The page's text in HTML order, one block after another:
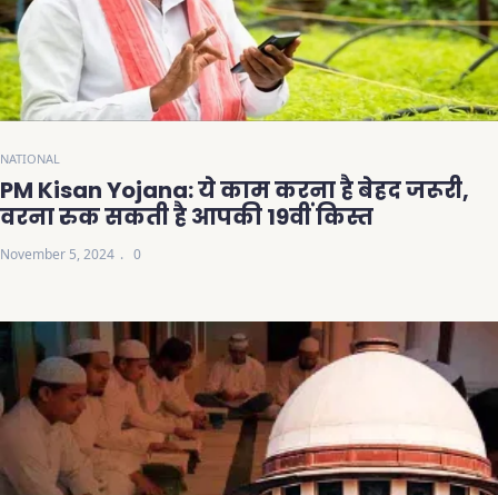
NATIONAL
PM Kisan Yojana: ये काम करना है बेहद जरूरी,
वरना रुक सकती है आपकी 19वीं किस्त
November 5, 2024 0